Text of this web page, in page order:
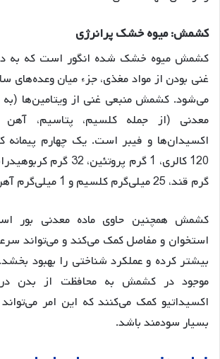
کشمش:میوهخشکپرانرژی
کشمش میوه خشک شده انگور است که به
غنی بودن از مواد مغذی، جزء میان وعده‌های
می‌شود
معدنی (از جمله کلسیم، پتاسیم، آهن
اکسیدان‌ها و فیبر است. یک چهارم
گرم قند، 25 میلی‌گرم کلسیم و 1 میلی‌گرم آهن است
کشمش همچنین حاوی ماده معدنی بور
استخوان و مفاصل کمک می‌کند و می‌تواند
بیشتر کرده و عملکرد شناختی را بهبود بخشد
موجود در کشمش به محافظت از بدن در
اکسیداتیو کمک می‌کنند که این امر
بسیار سودمند باشد.